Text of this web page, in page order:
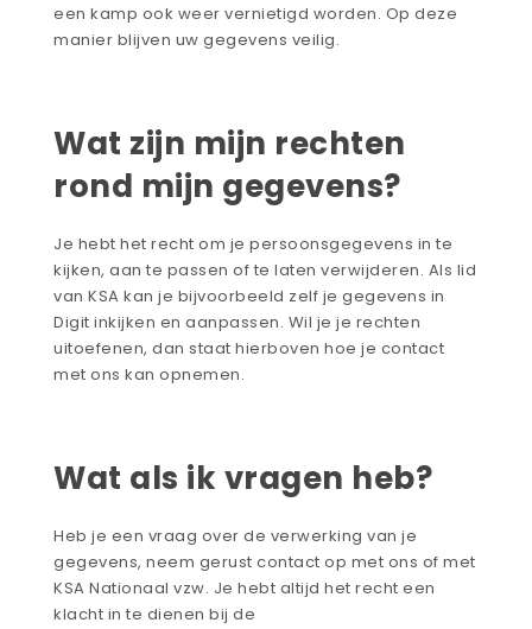
een kamp ook weer vernietigd worden. Op deze
manier blijven uw gegevens veilig.
Wat zijn mijn rechten
rond mijn gegevens?
Je hebt het recht om je persoonsgegevens in te
kijken, aan te passen of te laten verwijderen. Als lid
van KSA kan je bijvoorbeeld zelf je gegevens in
Digit inkijken en aanpassen. Wil je je rechten
uitoefenen, dan staat hierboven hoe je contact
met ons kan opnemen.
Wat als ik vragen heb?
Heb je een vraag over de verwerking van je
gegevens, neem gerust contact op met ons of met
KSA Nationaal vzw. Je hebt altijd het recht een
klacht in te dienen bij de